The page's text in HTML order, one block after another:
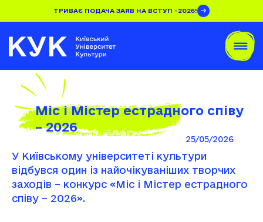
ТРИВАЄ ПОДАЧА ЗАЯВ НА ВСТУП -2026!
Міс і Містер естрадного співу
– 2026
25/05/2026
У Київському університеті культури
відбувся один із найочікуваніших творчих
заходів – конкурс «Міс і Містер естрадного
співу – 2026».